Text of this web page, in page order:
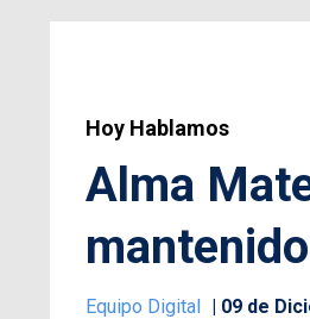
Ciudad
Hoy Hablamos
Alma
Equipo Digital 09 de